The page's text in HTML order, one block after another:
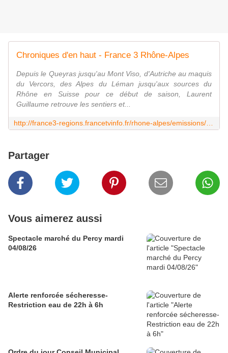
Chroniques d'en haut - France 3 Rhône-Alpes
Depuis le Queyras jusqu'au Mont Viso, d'Autriche au maquis
du Vercors, des Alpes du Léman jusqu'aux sources du
Rhône en Suisse pour ce début de saison, Laurent
Guillaume retrouve les sentiers et...
Partager
Vous aimerez aussi
Spectacle marché du Percy mardi
04/08/26
Alerte renforcée sécheresse-
Restriction eau de 22h à 6h